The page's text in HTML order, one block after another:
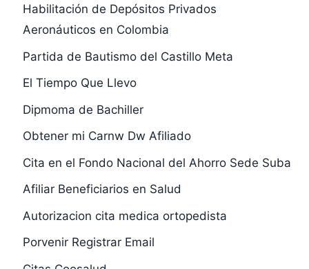
Habilitación de Depósitos Privados
Aeronáuticos en Colombia
Partida de Bautismo del Castillo Meta
El Tiempo Que Llevo
Dipmoma de Bachiller
Obtener mi Carnw Dw Afiliado
Cita en el Fondo Nacional del Ahorro Sede Suba
Afiliar Beneficiarios en Salud
Autorizacion cita medica ortopedista
Porvenir Registrar Email